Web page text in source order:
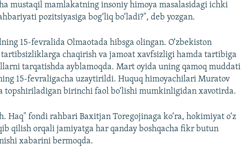
mustaqil mamlakatning insoniy himoya masalasidagi ichki
pozitsiyasiga bog‘liq bo‘ladi?", deb yozgan.
15-fevralida Olmaotada hibsga olingan. O‘zbekiston
chaqirish va jamoat xavfsizligi hamda tartibiga
tarqatishda ayblamoqda. Mart oyida uning qamoq muddati
15-fevraligacha uzaytirildi. Huquq himoyachilari Muratov
topshiriladigan birinchi faol bo‘lishi mumkinligidan xavotirda.
Haq" fondi rahbari Baxitjan Toregojinaga ko‘ra, hokimiyat o‘z
qilish orqali jamiyatga har qanday boshqacha fikr butun
xabarini bermoqda.